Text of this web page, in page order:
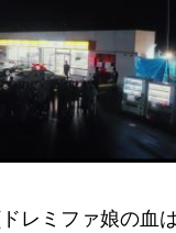
ドレミファ娘の血